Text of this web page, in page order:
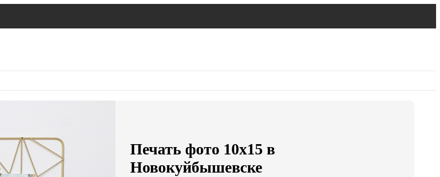
Печать фото 10х15 в
Новокуйбышевске